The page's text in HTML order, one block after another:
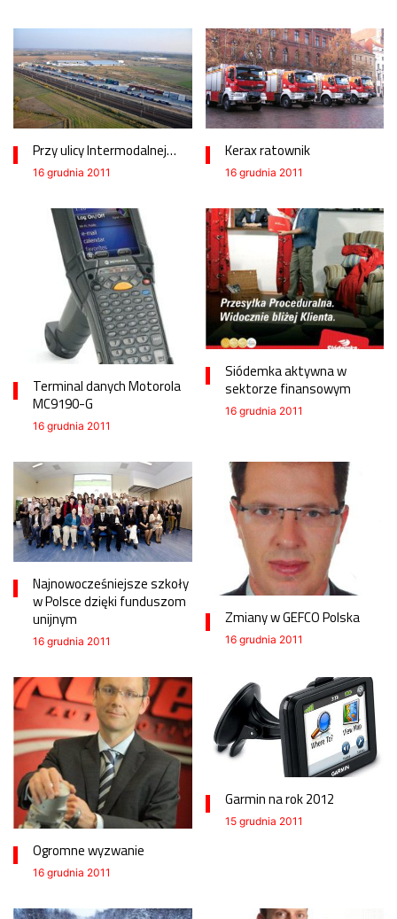
Przy ulicy Intermodalnej…
16 grudnia 2011
Kerax ratownik
16 grudnia 2011
Terminal danych Motorola
MC9190-G
16 grudnia 2011
Siódemka aktywna w
sektorze finansowym
16 grudnia 2011
Najnowocześniejsze szkoły
w Polsce dzięki funduszom
unijnym
16 grudnia 2011
Zmiany w GEFCO Polska
16 grudnia 2011
Ogromne wyzwanie
16 grudnia 2011
Garmin na rok 2012
15 grudnia 2011